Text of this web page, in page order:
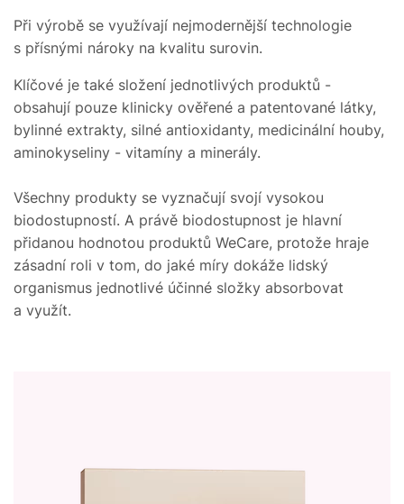
Při výrobě se využívají nejmodernější technologie
s přísnými nároky na kvalitu surovin.
Klíčové je také složení jednotlivých produktů -
obsahují pouze klinicky ověřené a patentované látky,
bylinné extrakty, silné antioxidanty, medicinální houby,
aminokyseliny - vitamíny a minerály.
Všechny produkty se vyznačují svojí vysokou
biodostupností. A právě biodostupnost je hlavní
přidanou hodnotou produktů WeCare, protože hraje
zásadní roli v tom, do jaké míry dokáže lidský
organismus jednotlivé účinné složky absorbovat
a využít.